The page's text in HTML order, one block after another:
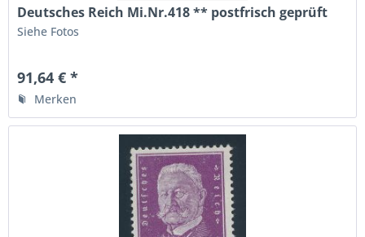
Deutsches Reich Mi.Nr.418 ** postfrisch geprüft
Siehe Fotos
91,64 € *
Merken